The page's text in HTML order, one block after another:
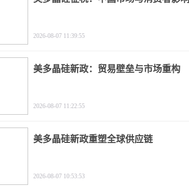
2026-08-07 11:39:55
美多晶硅新政：贸易壁垒与市场重构
2026-08-07 11:22:55
美多晶硅新政重塑全球供应链
2026-08-07 10:53:53